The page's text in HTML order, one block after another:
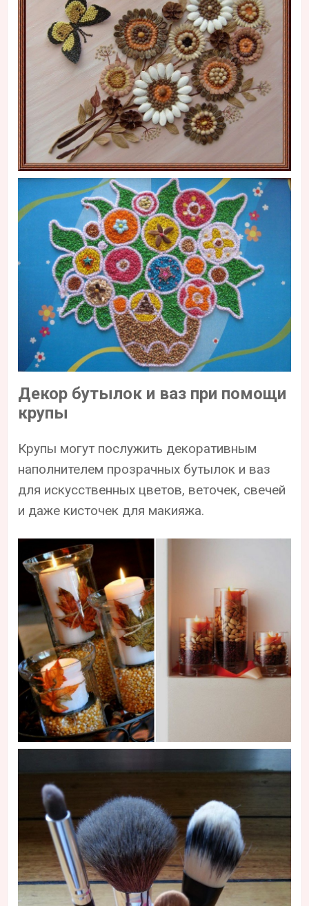
Декор бутылок и ваз при помощи
крупы
Крупы могут послужить декоративным
наполнителем прозрачных бутылок и ваз
для искусственных цветов, веточек, свечей
и даже кисточек для макияжа.